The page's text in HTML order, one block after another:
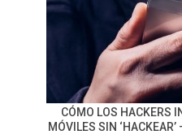
CÓMO LOS HACKERS
MÓVILES SIN